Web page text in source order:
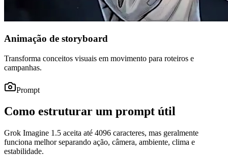
Animação de storyboard
Transforma conceitos visuais em movimento para roteiros e
campanhas.
Prompt
Como estruturar um prompt útil
Grok Imagine 1.5 aceita até 4096 caracteres, mas geralmente
funciona melhor separando ação, câmera, ambiente, clima e
estabilidade.